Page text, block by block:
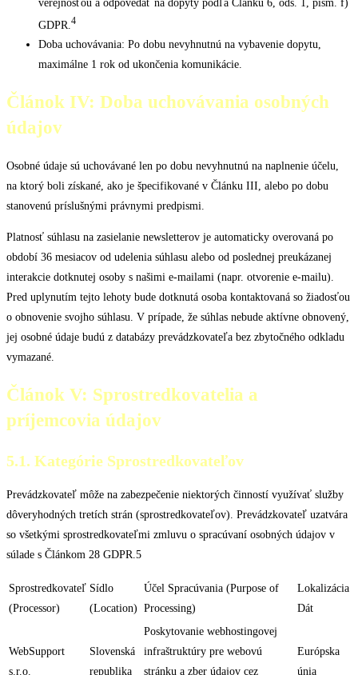
verejnosťou a odpovedať na dopyty podľa Článku 6, ods. 1, písm. f)
GDPR. 4
Doba uchovávania: Po dobu nevyhnutnú na vybavenie dopytu,
maximálne 1 rok od ukončenia komunikácie.
Článok IV: Doba uchovávania osobných
údajov
Osobné údaje sú uchovávané len po dobu nevyhnutnú na naplnenie účelu,
na ktorý boli získané, ako je špecifikované v Článku III, alebo po dobu
stanovenú príslušnými právnymi predpismi.
Platnosť súhlasu na zasielanie newsletterov je automaticky overovaná po
období 36 mesiacov od udelenia súhlasu alebo od poslednej preukázanej
interakcie dotknutej osoby s našimi e-mailami (napr. otvorenie e-mailu).
Pred uplynutím tejto lehoty bude dotknutá osoba kontaktovaná so žiadosťou
o obnovenie svojho súhlasu. V prípade, že súhlas nebude aktívne obnovený,
jej osobné údaje budú z databázy prevádzkovateľa bez zbytočného odkladu
vymazané.
Článok V: Sprostredkovatelia a
príjemcovia údajov
5.1. Kategórie Sprostredkovateľov
Prevádzkovateľ môže na zabezpečenie niektorých činností využívať služby
dôveryhodných tretích strán (sprostredkovateľov). Prevádzkovateľ uzatvára
so všetkými sprostredkovateľmi zmluvu o spracúvaní osobných údajov v
súlade s Článkom 28 GDPR.5
Sprostredkovateľ
(Processor)
Sídlo
(Location)
Účel Spracúvania (Purpose of
Processing)
Lokalizácia
Dát
WebSupport
s.r.o.
Slovenská
republika
Poskytovanie webhostingovej
infraštruktúry pre webovú
stránku a zber údajov cez
Európska
únia